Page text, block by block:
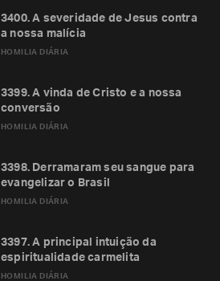
HOMILIA DIÁRIA
3400. A severidade de Jesus contra
a nossa malícia
HOMILIA DIÁRIA
3399. A vinda de Cristo e a nossa
conversão
HOMILIA DIÁRIA
3398. Derramaram seu sangue para
evangelizar o Brasil
HOMILIA DIÁRIA
3397. A principal intuição da
espiritualidade carmelita